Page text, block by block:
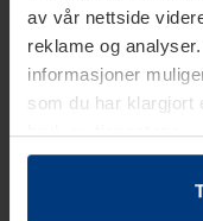
av vår nettside
reklame og
informasjoner
som du har klargjort
bruk av tjenestene.
Etter loven kan vi
datamaskin, hvis